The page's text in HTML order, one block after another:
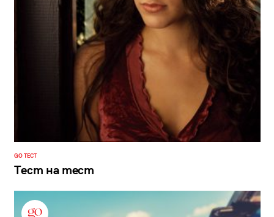
GO ТЕСТ
Тест на тест